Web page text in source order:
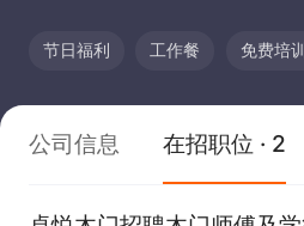
节日福利 工作餐 免费培训
公司信息 在招职位 · 2